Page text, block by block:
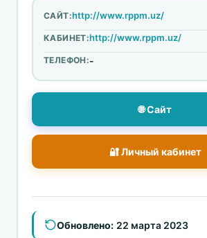
САЙТ:http://www.rppm.uz/
КАБИНЕТ:http://www.rppm.uz/
ТЕЛЕФОН:-
🌐 Сайт
🔐 Личный кабинет
Обновлено: 22 марта 2023